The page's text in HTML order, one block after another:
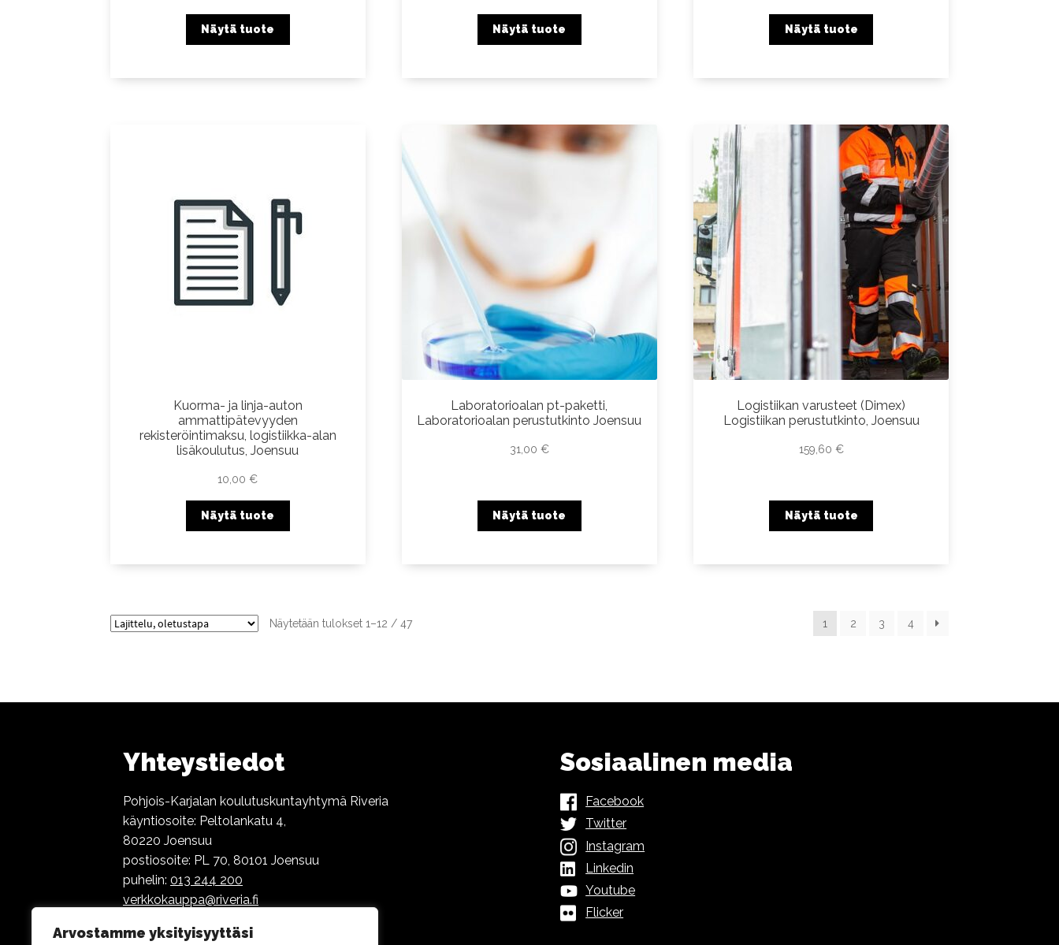
Arvostamme yksityisyyttäsi
Näytä tuote Näytä tuote Näytä tuote
Kuorma- ja linja-auton
ammattipätevyyden
rekisteröintimaksu, logistiikka-alan
lisäkoulutus, Joensuu
10,00€
Näytä tuote
Laboratorioalan pt-paketti,
Laboratorioalan perustutkinto Joensuu
31,00 €
Näytä tuote
Logistiikan varusteet (Dimex)
Logistiikan perustutkinto, Joensuu
159,60 €
Näytä tuote
Näytetään tulokset 1–12 / 47 1 2 3 4
Yhteystiedot
Pohjois-Karjalan koulutuskuntayhtymä Riveria
käyntiosoite: Peltolankatu 4,
80220 Joensuu
postiosoite: PL 70, 80101 Joensuu
puhelin:013 244 200
verkkokauppa@riveria.fi
Henkilötietojen käsittely ja tietosuoja
Sosiaalinen media
Facebook
Twitter
Instagram
Linkedin
Youtube
Flicker